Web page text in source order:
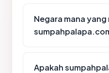
Negara mana
Apakah